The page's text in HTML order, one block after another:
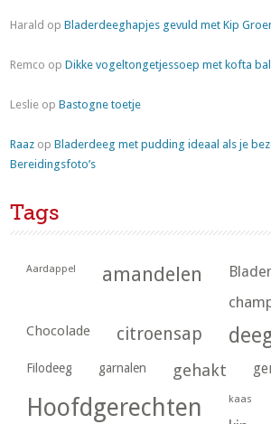
Harald opBladerdeeghapjes gevuld met Kip
Remco opDikke vogeltongetjessoep met kofta
Leslie opBastogne toetje
Raaz opBladerdeeg met pudding ideaal als je
Bereidingsfoto’s
Tags
Aardappel amandelen
Chocolade citroensap
Filodeeg garnalen gehakt
Hoofdgerechten kaas